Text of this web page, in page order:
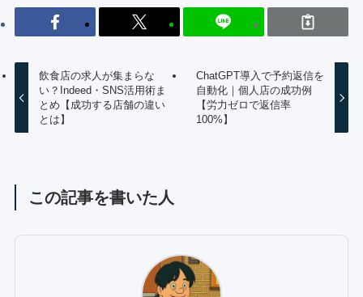
飲食店の求人が集まらな
い？Indeed・SNS活用術ま
とめ【成功する店舗の違い
とは】
ChatGPT導入で予約返信を
自動化｜個人店の成功例
【労力ゼロで返信率
100%】
この記事を書いた人